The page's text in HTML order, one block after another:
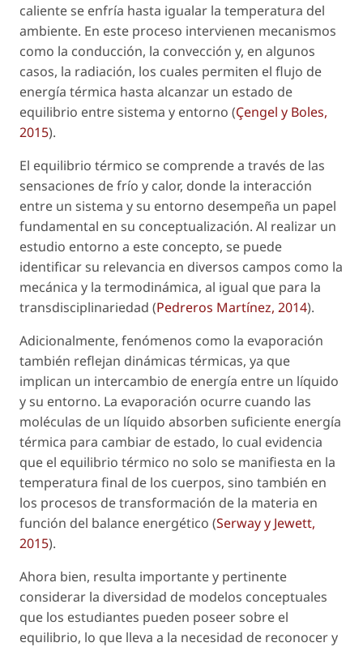
caliente se enfría hasta igualar la temperatura del
ambiente. En este proceso intervienen mecanismos
como la conducción, la convección y, en algunos
casos, la radiación, los cuales permiten el flujo de
energía térmica hasta alcanzar un estado de
equilibrio entre sistema y entorno (Çengel y Boles,
2015).
El equilibrio térmico se comprende a través de las
sensaciones de frío y calor, donde la interacción
entre un sistema y su entorno desempeña un papel
fundamental en su conceptualización. Al realizar un
estudio entorno a este concepto, se puede
identificar su relevancia en diversos campos como la
mecánica y la termodinámica, al igual que para la
transdisciplinariedad (Pedreros Martínez, 2014).
Adicionalmente, fenómenos como la evaporación
también reflejan dinámicas térmicas, ya que
implican un intercambio de energía entre un líquido
y su entorno. La evaporación ocurre cuando las
moléculas de un líquido absorben suficiente energía
térmica para cambiar de estado, lo cual evidencia
que el equilibrio térmico no solo se manifiesta en la
temperatura final de los cuerpos, sino también en
los procesos de transformación de la materia en
función del balance energético (Serway y Jewett,
2015).
Ahora bien, resulta importante y pertinente
considerar la diversidad de modelos conceptuales
que los estudiantes pueden poseer sobre el
equilibrio, lo que lleva a la necesidad de reconocer y